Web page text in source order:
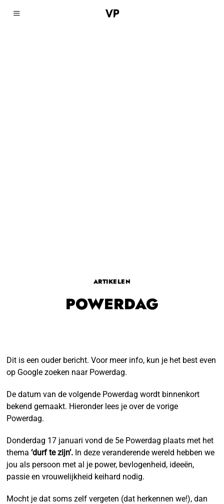
ARTIKELEN
POWERDAG
Dit is een ouder bericht. Voor meer info, kun je het best even
op Google zoeken naar Powerdag.
De datum van de volgende Powerdag wordt binnenkort
bekend gemaakt. Hieronder lees je over de vorige
Powerdag.
Donderdag 17 januari vond de 5e Powerdag plaats met het
thema‘durf te zijn’. In deze veranderende wereld hebben we
jou als persoon met al je power, bevlogenheid, ideeën,
passie en vrouwelijkheid keihard nodig.
Mocht je dat soms zelf vergeten (dat herkennen we!), dan